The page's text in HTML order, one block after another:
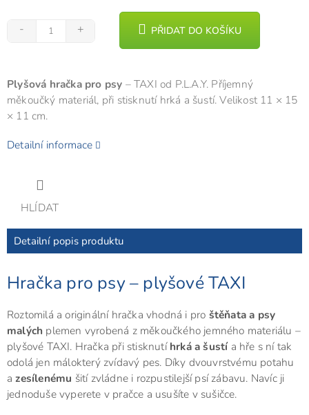
PŘIDAT DO KOŠÍKU
Plyšová hračka pro psy – TAXI od P.L.A.Y. Příjemný
měkoučký materiál, při stisknutí hrká a šustí. Velikost 11 × 15
× 11 cm.
Detailní informace
HLÍDAT
Detailní popis produktu
Hračka pro psy – plyšové TAXI
Roztomilá a originální hračka vhodná i pro štěňata a psy
malých plemen vyrobená z měkoučkého jemného materiálu –
plyšové TAXI. Hračka při stisknutíhrká a šustía hře s ní tak
odolá jen málokterý zvídavý pes. Díky dvouvrstvému potahu
azesílenému šití zvládne i rozpustilejší psí zábavu. Navíc ji
jednoduše vyperete v pračce a usušíte v sušičce.